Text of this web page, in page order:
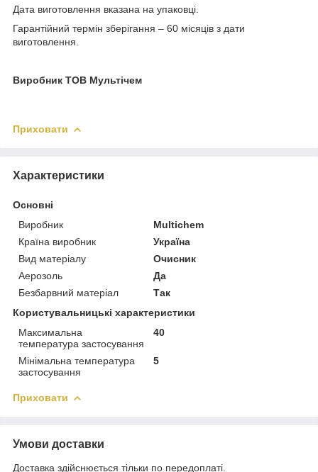
Дата виготовлення вказана на упаковці.
Гарантійний термін зберігання – 60 місяців з дати
виготовлення.
Виробник ТОВ Мультічем
Приховати
Характеристики
Основні
Виробник
Multichem
Країна виробник
Україна
Вид матеріалу
Очисник
Аерозоль
Да
Безбарвний матеріал
Так
Користувальницькі характеристики
Максимальна
температура застосування
40
Мінімальна температура
застосування
5
Приховати
Умови доставки
Доставка здійснюється тільки по передоплаті.